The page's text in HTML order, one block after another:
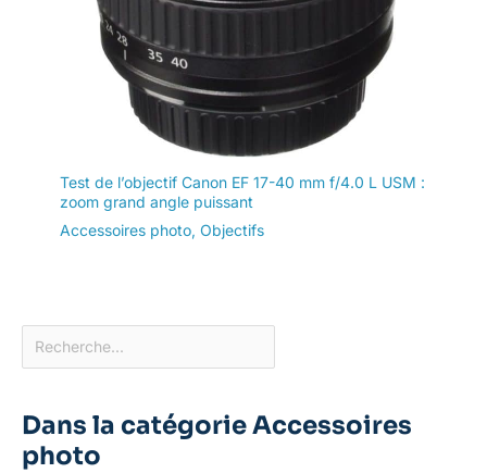
Test de l’objectif Canon EF 17-40 mm f/4.0 L USM :
zoom grand angle puissant
Accessoires photo, Objectifs
Dans la catégorie Accessoires
photo